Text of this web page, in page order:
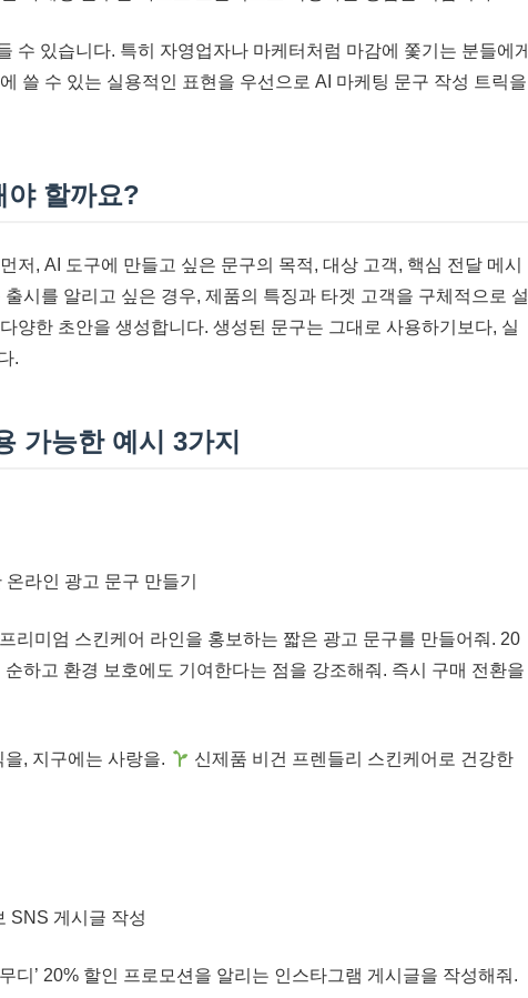
수 있습니다. 특히 자영업자나 마케터처럼 마감에 쫓기는 분들에게
쓸 수 있는 실용적인 표현을 우선으로 AI 마케팅 문구 작성 트릭을
야 할까요?
저, AI 도구에 만들고 싶은 문구의 목적, 대상 고객, 핵심 전달 메시
시를 알리고 싶은 경우, 제품의 특징과 타겟 고객을 구체적으로 설
양한 초안을 생성합니다. 생성된 문구는 그대로 사용하기보다, 실
.
가능한 예시 3가지
라인 광고 문구 만들기
리미엄 스킨케어 라인을 홍보하는 짧은 광고 문구를 만들어줘. 20
하고 환경 보호에도 기여한다는 점을 강조해줘. 즉시 구매 전환을
, 지구에는 사랑을.
신제품 비건 프렌들리 스킨케어로 건강한
SNS 게시글 작성
디’ 20% 할인 프로모션을 알리는 인스타그램 게시글을 작성해줘.